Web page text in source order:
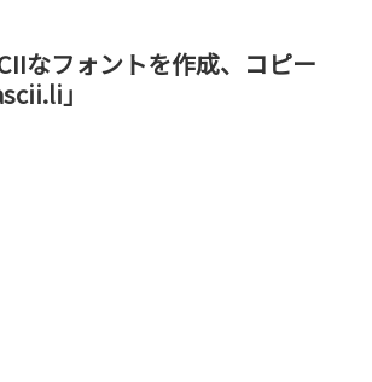
なフォントを作成、コピー
」